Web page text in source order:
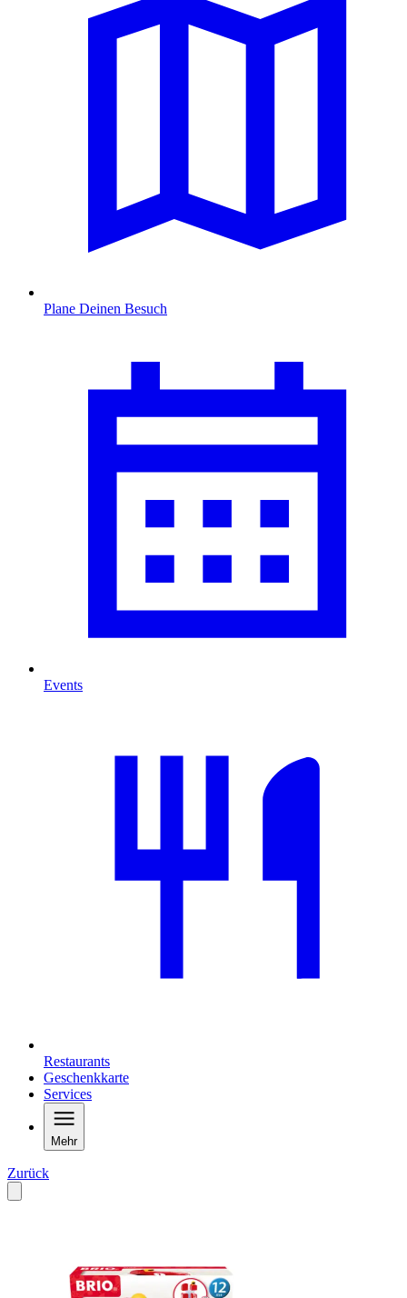
Plane Deinen Besuch
Events
Restaurants
Geschenkkarte
Services
Mehr
Zurück